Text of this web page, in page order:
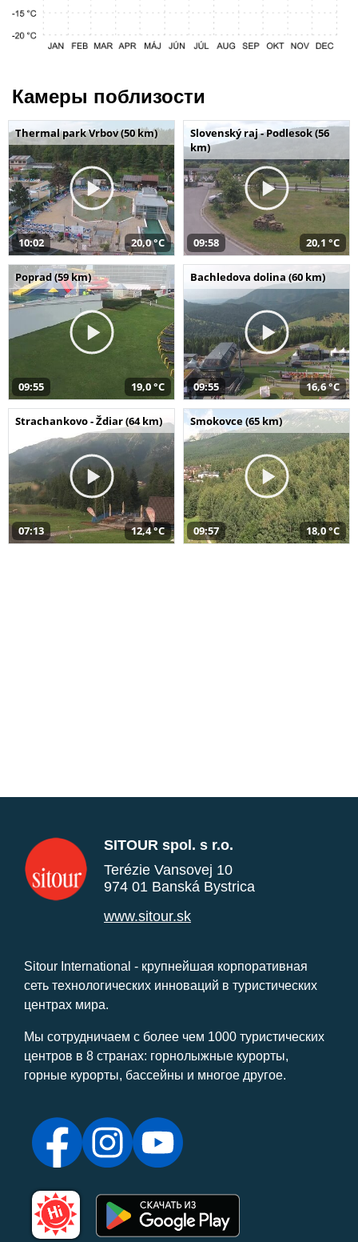
Камеры поблизости
Thermal park Vrbov (50 km)
10:02 20,0 °C
Slovenský raj - Podlesok (56
km)
09:58 20,1 °C
Poprad (59 km)
09:55 19,0 °C
Bachledova dolina (60 km)
09:55 16,6 °C
Strachankovo - Ždiar (64 km)
07:13 12,4 °C
Smokovce (65 km)
09:57 18,0 °C
SITOUR spol. s r.o.
Terézie Vansovej 10
974 01 Banská Bystrica
www.sitour.sk
Sitour International - крупнейшая корпоративная
сеть технологических инноваций в туристических
центрах мира.
Мы сотрудничаем с более чем 1000 туристических
центров в 8 странах: горнолыжные курорты,
горные курорты, бассейны и многое другое.